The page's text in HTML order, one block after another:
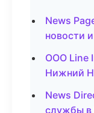
News
новости
ООО Line
Нижний
News
службы в